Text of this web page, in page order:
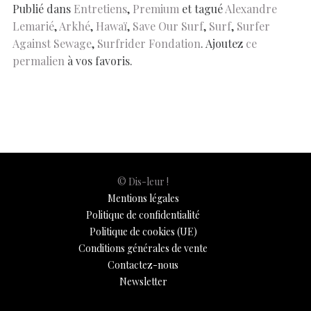
o
k
p
p
n er n
k
Publié dans Entretiens, Premium et taguéAlexandre
Lemarié,Arkhé, Hawaï, Save Our Surf, Surf, Surfer
Against Sewage, Surfrider Fondation. Ajoutez ce
permalien à vos favoris.
© Dis-leur !
Mentions légales
Politique de confidentialité
Politique de cookies (UE)
Conditions générales de vente
Contactez-nous
Newsletter